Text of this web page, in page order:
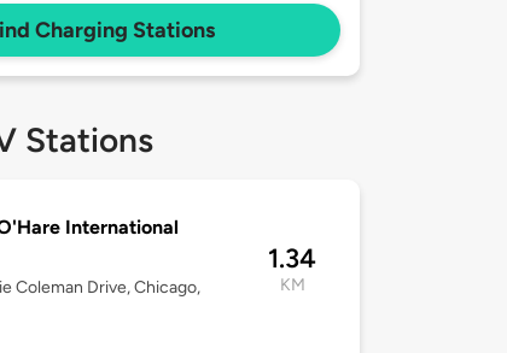
Charging Stations
Stations
International
Coleman Drive, Chicago,
1.34
KM